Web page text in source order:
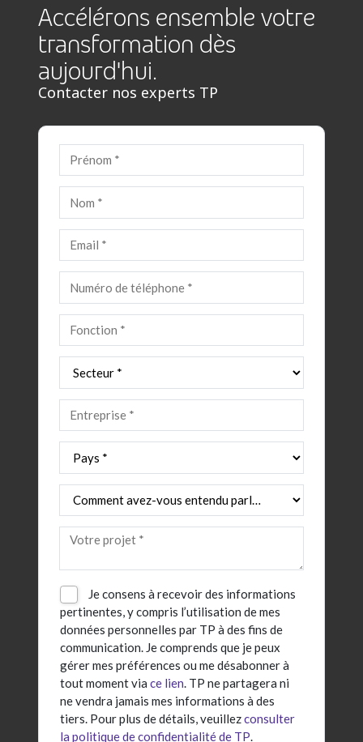
Accélérons ensemble votre
transformation dès
aujourd'hui.
Contacter nos experts TP
Je consens à recevoir des informations
pertinentes, y compris l’utilisation de mes
données personnelles par TP à des fins de
communication. Je comprends que je peux
gérer mes préférences ou me désabonner à
tout moment viace lien . TP ne partagera ni
ne vendra jamais mes informations à des
tiers. Pour plus de détails, veuillezconsulter
la politique de confidentialité de TP